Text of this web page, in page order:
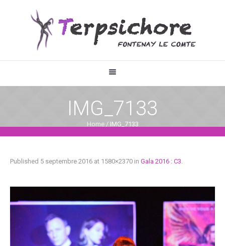
IMG_7133
Home / IMG_7133
Published 5 septembre 2016 at 1580×2370 in Gala 2016 : C3.